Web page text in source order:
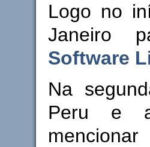
Logo no
Janeiro
Software
Na
Peru e